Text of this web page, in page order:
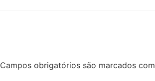
Campos obrigatórios são marcados com